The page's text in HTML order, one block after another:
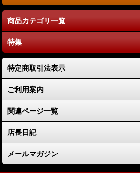
商品カテゴリ一覧
特集
特定商取引法表示
ご利用案内
関連ページ一覧
店長日記
メールマガジン